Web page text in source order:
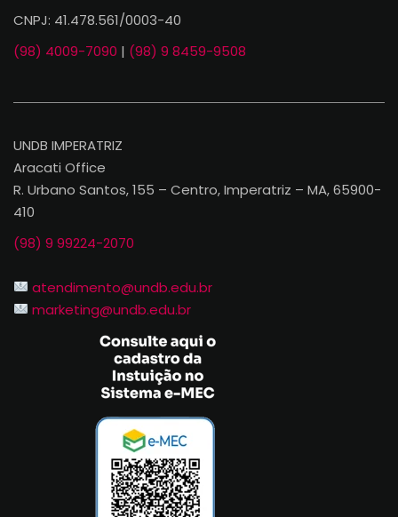
CNPJ: 41.478.561/0003-40
(98) 4009-7090 | (98) 9 8459-9508
UNDB IMPERATRIZ
Aracati Office
R. Urbano Santos, 155 – Centro, Imperatriz – MA, 65900-
410
(98) 9 99224-2070
atendimento@undb.edu.br
marketing@undb.edu.br